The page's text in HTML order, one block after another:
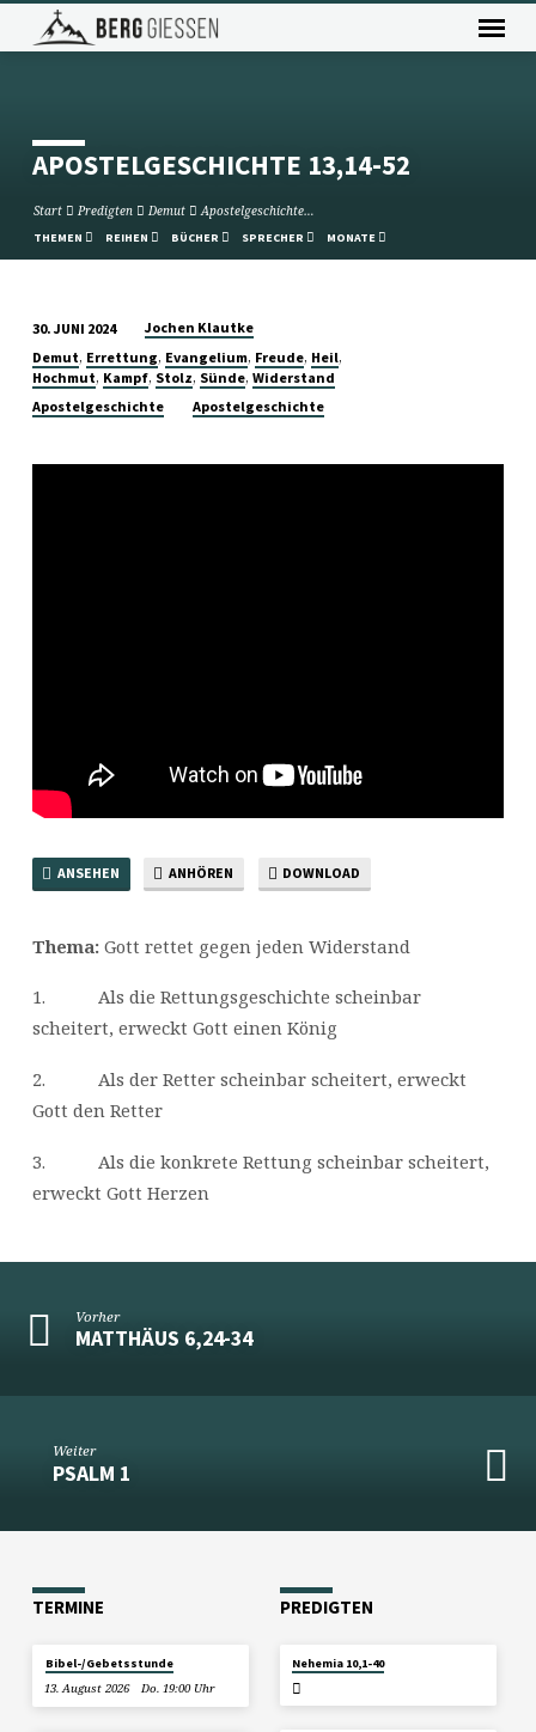
APOSTELGESCHICHTE 13,14-52
Start Predigten Demut Apostelgeschichte…
THEMEN REIHEN BÜCHER SPRECHER MONATE
APOSTELGESCHICHTE
13,14-
52
30. JUNI 2024
Jochen Klautke
Demut, Errettung, Evangelium, Freude, Heil,
Hochmut, Kampf, Stolz, Sünde, Widerstand
Apostelgeschichte
Apostelgeschichte
ANSEHEN ANHÖREN DOWNLOAD
Thema:Gott rettet gegen jeden Widerstand
1. Als die Rettungsgeschichte scheinbar
scheitert, erweckt Gott einen König
2. Als der Retter scheinbar scheitert, erweckt
Gott den Retter
3. Als die konkrete Rettung scheinbar scheitert,
erweckt Gott Herzen
Vorher
MATTHÄUS 6,24-34
Weiter
PSALM 1
TERMINE
Bibel-/Gebetsstunde
13. August 2026
Do. 19:00 Uhr
PREDIGTEN
2026
Nehemia 10,1-40